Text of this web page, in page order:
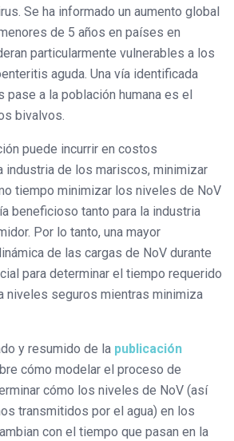
Se ha informado un aumento global
de 5 años en países en
particularmente vulnerables a los
aguda. Una vía identificada
pase a la población humana es el
bivalvos.
puede incurrir en costos
industria de los mariscos, minimizar
tiempo minimizar los niveles de NoV
beneficioso tanto para la industria
Por lo tanto, una mayor
de las cargas de NoV durante
para determinar el tiempo requerido
niveles seguros mientras minimiza
y resumido de la publicación
cómo modelar el proceso de
cómo los niveles de NoV (así
transmitidos por el agua) en los
con el tiempo que pasan en la